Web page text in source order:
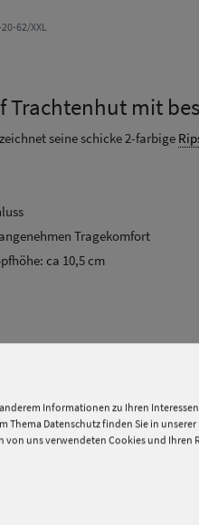
62/XXL
Trachtenhut mit
zeichnet seine schicke 2-farbige
Tragekomfort
ca 10,5 cm
»
Informationen zu Ihren
Thema Datenschutz finden Sie in unserer
uns verwendeten Cookies und Ihren